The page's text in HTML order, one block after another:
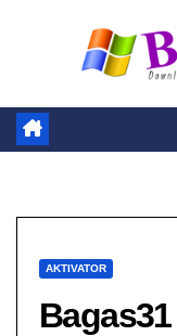
AKTIVATOR